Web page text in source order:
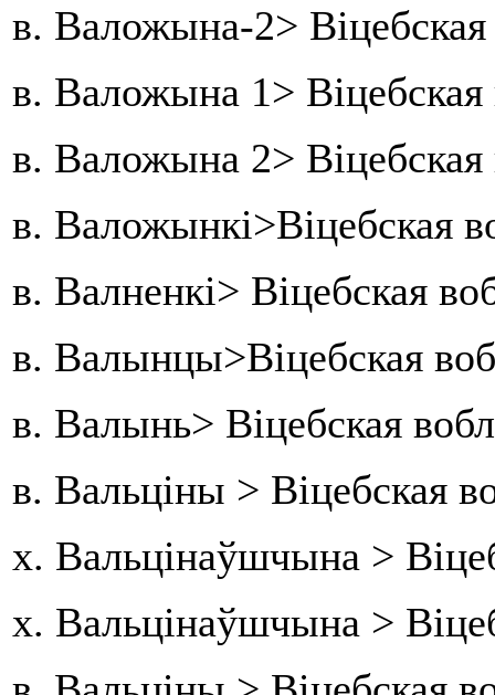
в. Валожына-2>
в. Валожына 1>
в. Валожына 2>
в. Валожынкі>Віцебская
в. Валненкі> Віцебская
в. Валынцы>Віцебская
в. Валынь> Віцебская
в. Вальціны > Віцебская
х. Вальцінаўшчына >
х. Вальцінаўшчына >